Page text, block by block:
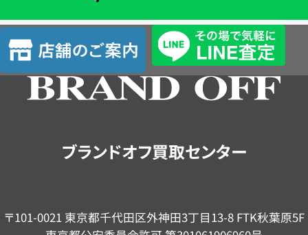
査
定
店
舗
の
ブランドオフ買取センター
〒101-0021 東京都千代田区外神田3丁目13-8 FTK秋葉原5F